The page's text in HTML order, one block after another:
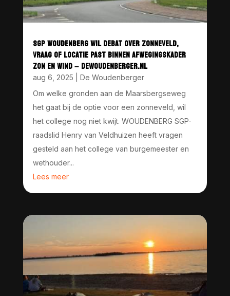
SGP WOUDENBERG WIL DEBAT OVER ZONNEVELD,
VRAAG OF LOCATIE PAST BINNEN AFWEGINGSKADER
ZON EN WIND – DEWOUDENBERGER.NL
aug 6, 2025
De Woudenberger
Om welke gronden aan de Maarsbergseweg
het gaat bij de optie voor een zonneveld, wil
het college nog niet kwijt. WOUDENBERG SGP-
raadslid Henry van Veldhuizen heeft vragen
gesteld aan het college van burgemeester en
wethouder...
Lees meer